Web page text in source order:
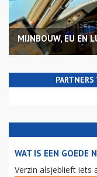
MIJNBOUW, EU EN
WAT IS EEN GOEDE
Verzin alsjeblieft iets